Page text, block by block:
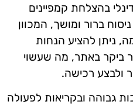
בהצלחת קמפיינים
ברור ומושך, המכוון
ניתן להציע הנחות
ביקר באתר, מה שעשוי
ולבצע רכישה.
גבוהה ובקריאות לפעולה